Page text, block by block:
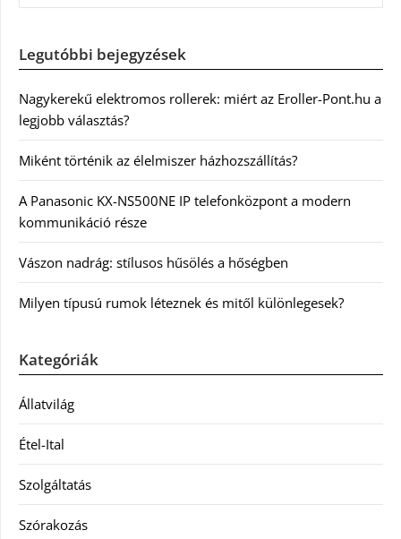
Legutóbbi bejegyzések
Nagykerekű elektromos rollerek: miért az Eroller-Pont.hu a
legjobb választás?
Miként történik az élelmiszer házhozszállítás?
A Panasonic KX-NS500NE IP telefonközpont a modern
kommunikáció része
Vászon nadrág: stílusos hűsölés a hőségben
Milyen típusú rumok léteznek és mitől különlegesek?
Kategóriák
Állatvilág
Étel-Ital
Szolgáltatás
Szórakozás